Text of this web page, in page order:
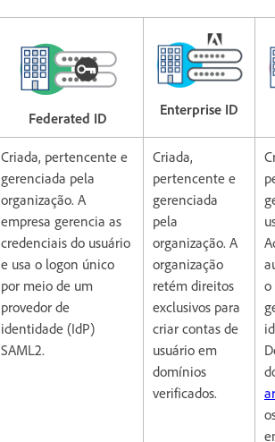
Federated ID
Enterprise ID
Criada, pertencente e
gerenciada pela
organização. A
empresa gerencia as
credenciais do usuário
e usa o logon único
por meio de um
provedor de
identidade (IdP)
SAML2.
Criada,
pertencente e
gerenciada
pela
organização. A
organização
retém direitos
exclusivos para
criar contas de
usuário em
domínios
verificados.
o